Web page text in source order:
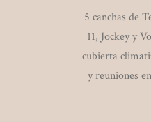
5 canchas de
11, Jockey y
cubierta
y reuniones